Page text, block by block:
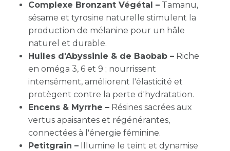
Complexe Bronzant Végétal – Tamanu,
sésame et tyrosine naturelle stimulent la
production de mélanine pour un hâle
naturel et durable.
Huiles d'Abyssinie & de Baobab – Riche
en oméga 3, 6 et 9 ; nourrissent
intensément, améliorent l'élasticité et
protègent contre la perte d'hydratation.
Encens & Myrrhe – Résines sacrées aux
vertus apaisantes et régénérantes,
connectées à l'énergie féminine.
Petitgrain – Illumine le teint et dynamise